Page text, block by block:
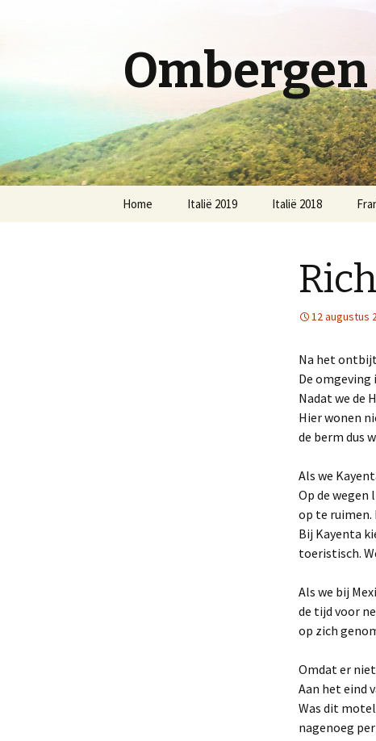
Ombergen
Home Italië 2019 Italië 2018
12 augustus
Na het
De
Nadat we de
Hier wonen
de berm dus
Als we
Op de wegen
op te ruimen.
Bij Kayenta
toeristisch.
Als we bij
de tijd voor
op zich
Omdat er
Aan het eind
Was dit
nagenoeg